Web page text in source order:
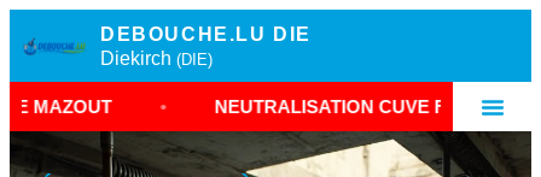
DEBOUCHE.LU DIE
Diekirch (DIE)
• NEUTRALISATION CUVE FIOUL LUXEMBOURG